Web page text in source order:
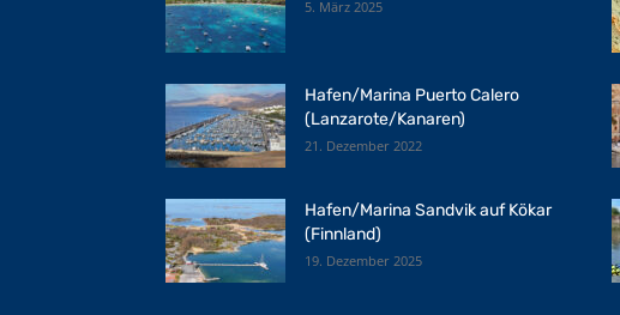
5. März 2025
Hafen/Marina Puerto Calero
(Lanzarote/Kanaren)
21. Dezember 2022
Hafen/Marina Sandvik auf Kökar
(Finnland)
19. Dezember 2025